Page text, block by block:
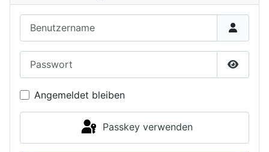
Angemeldet bleiben
Passkey verwenden